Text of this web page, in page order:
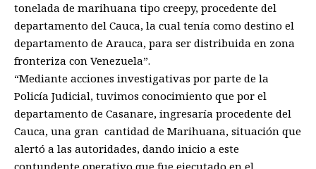
tonelada de marihuana tipo creepy, procedente del
departamento del Cauca, la cual tenía como destino el
departamento de Arauca, para ser distribuida en zona
fronteriza con Venezuela”.
“Mediante acciones investigativas por parte de la
Policía Judicial, tuvimos conocimiento que por el
departamento de Casanare, ingresaría procedente del
Cauca, una gran cantidad de Marihuana, situación que
alertó a las autoridades, dando inicio a este